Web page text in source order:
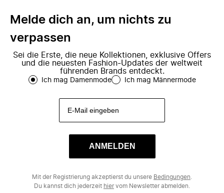
Melde dich an, um nichts zu
verpassen
Sei die Erste, die neue Kollektionen, exklusive Offers
und die neuesten Fashion-Updates der weltweit
führenden Brands entdeckt.
Ich mag Damenmode Ich mag Männermode
ANMELDEN
Mit der Registrierung akzeptierst du unsere Bedingungen
Du kannst dich jederzeit hiervom Newsletter abmelden.